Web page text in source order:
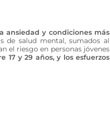
ansiedad y condiciones más
de salud mental, sumados al
el riesgo en personas jóvenes
y 29 años, y los esfuerzos